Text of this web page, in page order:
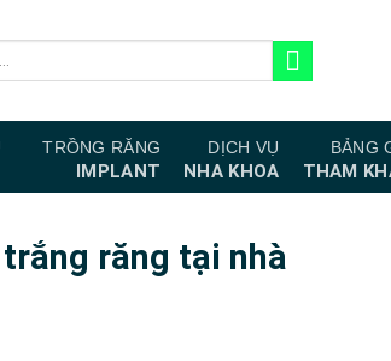
TRỒNG RĂNG
IMPLANT
DỊCH VỤ
NHA KHOA
BẢNG
THAM
răng tại nhà